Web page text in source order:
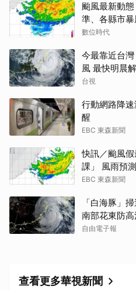
颱風最新動
準、各縣市
數位時代
今最靠近台
風 最快明晨
台視
行動網路降
醒
EBC 東森新聞
快訊／颱風
課」 風雨預
EBC 東森新聞
「白海豚」
南部花東防高
自由電子報
查看更多華視新聞